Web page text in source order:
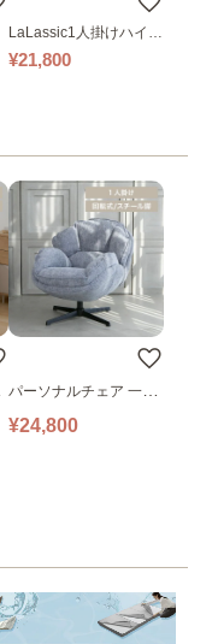
LaLassic1人掛けハイバ
ックソファ ワイド
¥21,800
パーソナルチェア 一人
掛けソファ O’HANA ソ
¥24,800